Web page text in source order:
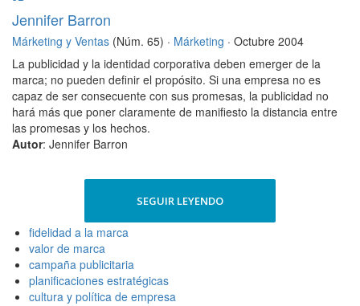
Jennifer Barron
Márketing y Ventas (Núm. 65) · Márketing · Octubre 2004
La publicidad y la identidad corporativa deben emerger de la
marca; no pueden definir el propósito. Si una empresa no es
capaz de ser consecuente con sus promesas, la publicidad no
hará más que poner claramente de manifiesto la distancia entre
las promesas y los hechos.
Autor: Jennifer Barron
SEGUIR LEYENDO
fidelidad a la marca
valor de marca
campaña publicitaria
planificaciones estratégicas
cultura y política de empresa